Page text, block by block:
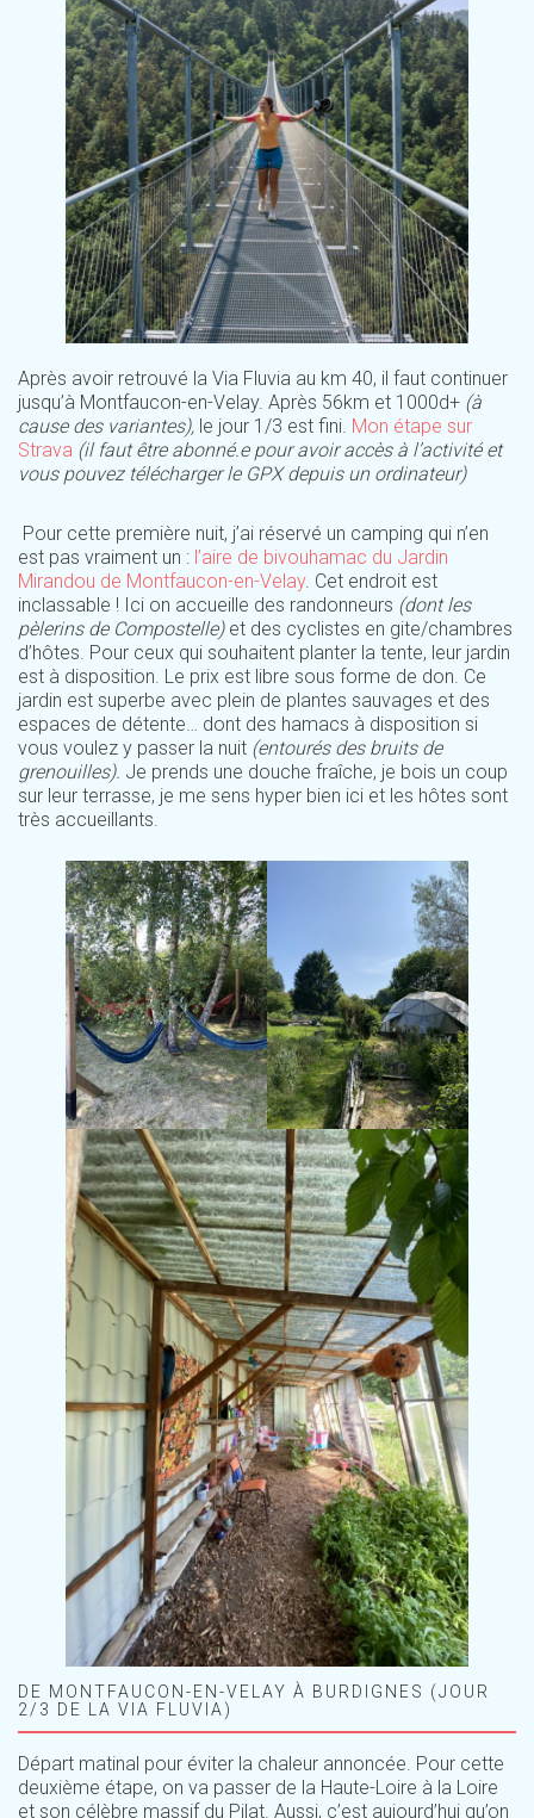
Après avoir retrouvé la Via Fluvia au km 40, il faut continuer
jusqu’à Montfaucon-en-Velay. Après 56km et 1000d+ (à
cause des variantes), le jour 1/3 est fini. Mon étape sur
Strava (il faut être abonné.e pour avoir accès à l’activité et
vous pouvez télécharger le GPX depuis un ordinateur)
Pour cette première nuit, j’ai réservé un camping qui n’en
est pas vraiment un : l’aire de bivouhamac du Jardin
Mirandou de Montfaucon-en-Velay. Cet endroit est
inclassable ! Ici on accueille des randonneurs (dont les
pèlerins de Compostelle) et des cyclistes en gite/chambres
d’hôtes. Pour ceux qui souhaitent planter la tente, leur jardin
est à disposition. Le prix est libre sous forme de don. Ce
jardin est superbe avec plein de plantes sauvages et des
espaces de détente… dont des hamacs à disposition si
vous voulez y passer la nuit (entourés des bruits de
grenouilles). Je prends une douche fraîche, je bois un coup
sur leur terrasse, je me sens hyper bien ici et les hôtes sont
très accueillants.
DE MONTFAUCON-EN-VELAY À BURDIGNES (JOUR
2/3 DE LA VIA FLUVIA)
Départ matinal pour éviter la chaleur annoncée. Pour cette
deuxième étape, on va passer de la Haute-Loire à la Loire
et son célèbre massif du Pilat. Aussi, c’est aujourd’hui qu’on